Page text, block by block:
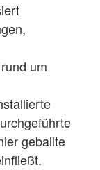
um
geballte